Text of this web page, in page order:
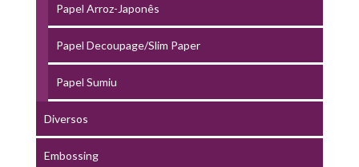
Papel Arroz-Japonês
Papel Decoupage/Slim Paper
Papel Sumiu
Diversos
Embossing